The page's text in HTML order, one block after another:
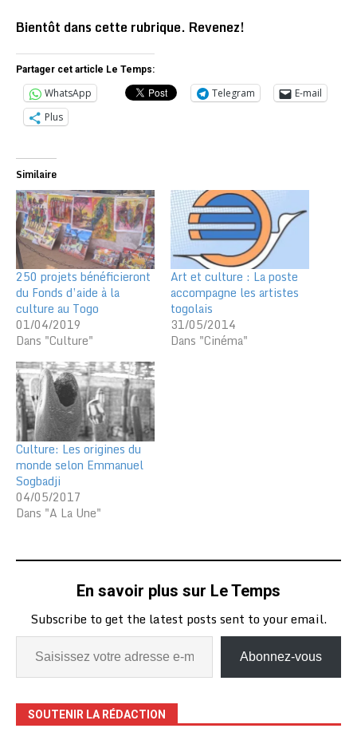
Bientôt dans cette rubrique. Revenez!
Partager cet article Le Temps:
WhatsApp Telegram
E-mail
Plus
Similaire
250 projets bénéficieront
du Fonds d’aide à la
culture au Togo
01/04/2019
Dans "Culture"
Art et culture : La poste
accompagne les artistes
togolais
31/05/2014
Dans "Cinéma"
Culture: Les origines du
monde selon Emmanuel
Sogbadji
04/05/2017
Dans "A La Une"
En savoir plus sur Le Temps
Subscribe to get the latest posts sent to your email.
Abonnez-vous
SOUTENIR LA RÉDACTION